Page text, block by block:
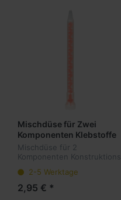
Mischdüse für Zwei
Komponenten Klebstoffe
4xx ml, orange, lang,
Mischungsverhältnis 4:1
Mischdüse für 2
Komponenten Konstruktions
Mischen und Auftragen in
nur einem Arbeitsschritt.
Passend für 4xx ml
2-5 Werktage
2,95 € *